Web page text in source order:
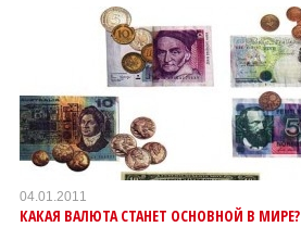
04.01.2011
КАКАЯ ВАЛЮТА СТАНЕТ ОСНОВНОЙ В МИРЕ?